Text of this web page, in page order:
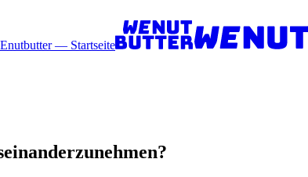
— Startseite